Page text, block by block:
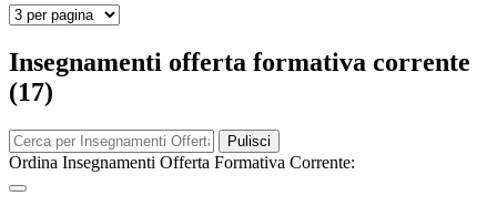
Insegnamenti offerta formativa corrente
(17)
Pulisci
Ordina Insegnamenti Offerta Formativa Corrente: